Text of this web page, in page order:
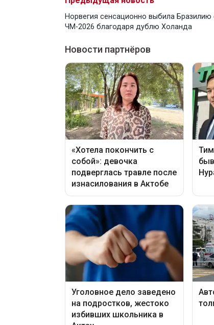
Норвегия сенсационно выбила Бразилию
ЧМ-2026 благодаря дублю Холанда